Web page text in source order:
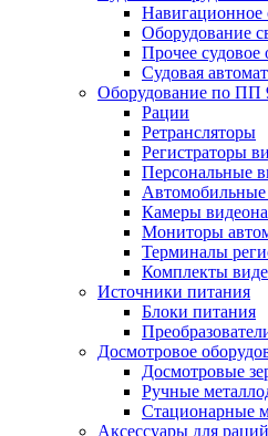
Навигационное
Оборудование
Прочее судовое
Судовая
Оборудование по ПП
Рации
Ретрансляторы
Регистраторы
Персональные
Автомобильные
Камеры
Мониторы
Терминалы
Комплекты
Источники питания
Блоки питания
Досмотровое
Досмотровые
Ручные
Стационарные
Аксессуары для раций